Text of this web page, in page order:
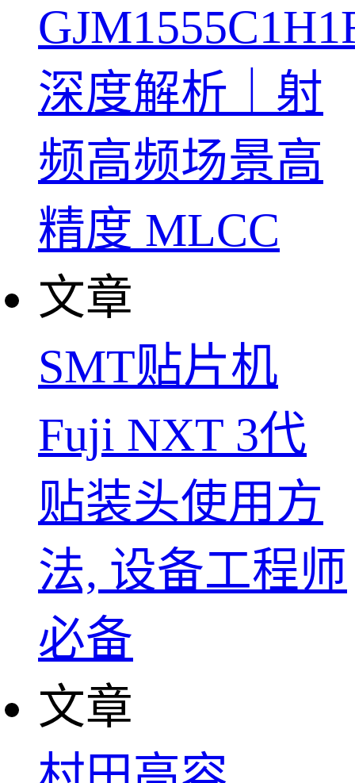
深度解析｜射
频高频场景高
精度 MLCC
文章
SMT贴片机
Fuji NXT 3代
贴装头使用方
法, 设备工程师
必备
文章